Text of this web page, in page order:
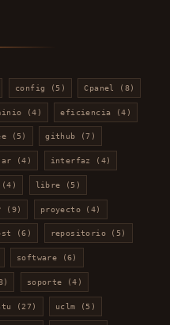
config (5) Cpanel (8)
(4) eficiencia (4)
(5) github (7)
(4) interfaz (4)
(4) libre (5)
(9) proyecto (4)
(6) repositorio (5)
software (6)
soporte (4)
(27) uclm (5)